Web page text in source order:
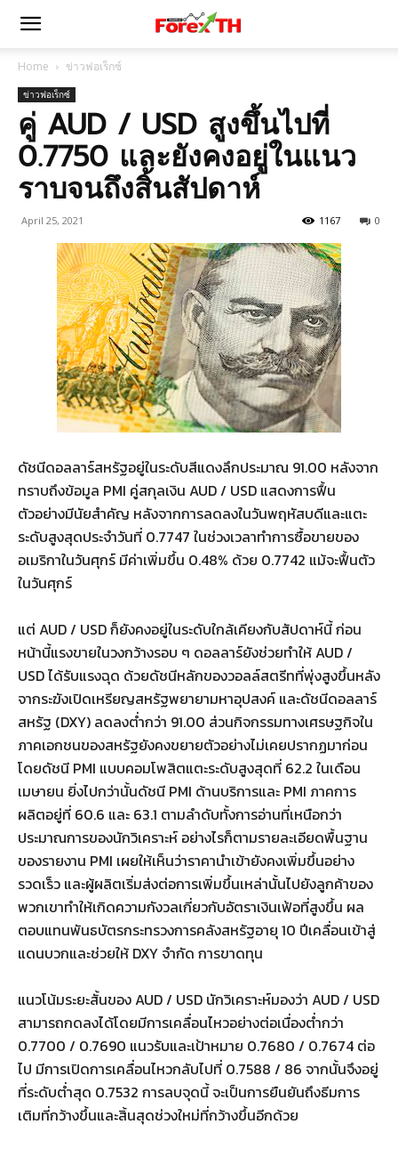
Home ข่าวฟอเร็กซ์
ข่าวฟอเร็กซ์
คู่ AUD / USD สูงขึ้นไปที่
0.7750 และยังคงอยู่ในแนว
ราบจนถึงสิ้นสัปดาห์
April 25, 2021 0
1167
ดัชนีดอลลาร์สหรัฐอยู่ในระดับสีแดงลึกประมาณ 91.00 หลังจาก
ทราบถึงข้อมูล PMI คู่สกุลเงิน AUD / USD แสดงการฟื้น
ตัวอย่างมีนัยสำคัญ หลังจากการลดลงในวันพฤหัสบดีและแตะ
ระดับสูงสุดประจำวันที่ 0.7747 ในช่วงเวลาทำการซื้อขายของ
อเมริกาในวันศุกร์ มีค่าเพิ่มขึ้น 0.48% ด้วย 0.7742 แม้จะฟื้นตัว
ในวันศุกร์
แต่ AUD / USD ก็ยังคงอยู่ในระดับใกล้เคียงกับสัปดาห์นี้ ก่อน
หน้านี้แรงขายในวงกว้างรอบ ๆ ดอลลาร์ยังช่วยทำให้ AUD /
USD ได้รับแรงฉุด ด้วยดัชนีหลักของวอลล์สตรีทที่พุ่งสูงขึ้นหลัง
จากระฆังเปิดเหรียญสหรัฐพยายามหาอุปสงค์ และดัชนีดอลลาร์
สหรัฐ (DXY) ลดลงต่ำกว่า 91.00 ส่วนกิจกรรมทางเศรษฐกิจใน
ภาคเอกชนของสหรัฐยังคงขยายตัวอย่างไม่เคยปรากฏมาก่อน
โดยดัชนี PMI แบบคอมโพสิตแตะระดับสูงสุดที่ 62.2 ในเดือน
เมษายน ยิ่งไปกว่านั้นดัชนี PMI ด้านบริการและ PMI ภาคการ
ผลิตอยู่ที่ 60.6 และ 63.1 ตามลำดับทั้งการอ่านที่เหนือกว่า
ประมาณการของนักวิเคราะห์ อย่างไรก็ตามรายละเอียดพื้นฐาน
ของรายงาน PMI เผยให้เห็นว่าราคานำเข้ายังคงเพิ่มขึ้นอย่าง
รวดเร็ว และผู้ผลิตเริ่มส่งต่อการเพิ่มขึ้นเหล่านั้นไปยังลูกค้าของ
พวกเขาทำให้เกิดความกังวลเกี่ยวกับอัตราเงินเฟ้อที่สูงขึ้น ผล
ตอบแทนพันธบัตรกระทรวงการคลังสหรัฐอายุ 10 ปีเคลื่อนเข้าสู่
แดนบวกและช่วยให้ DXY จำกัด การขาดทุน
แนวโน้มระยะสั้นของ AUD / USD นักวิเคราะห์มองว่า AUD / USD
สามารถกดลงได้โดยมีการเคลื่อนไหวอย่างต่อเนื่องต่ำกว่า
0.7700 / 0.7690 แนวรับและเป้าหมาย 0.7680 / 0.7674 ต่อ
ไป มีการเปิดการเคลื่อนไหวกลับไปที่ 0.7588 / 86 จากนั้นจึงอยู่
ที่ระดับต่ำสุด 0.7532 การลบจุดนี้ จะเป็นการยืนยันถึงธีมการ
เติมที่กว้างขึ้นและสิ้นสุดช่วงใหม่ที่กว้างขึ้นอีกด้วย